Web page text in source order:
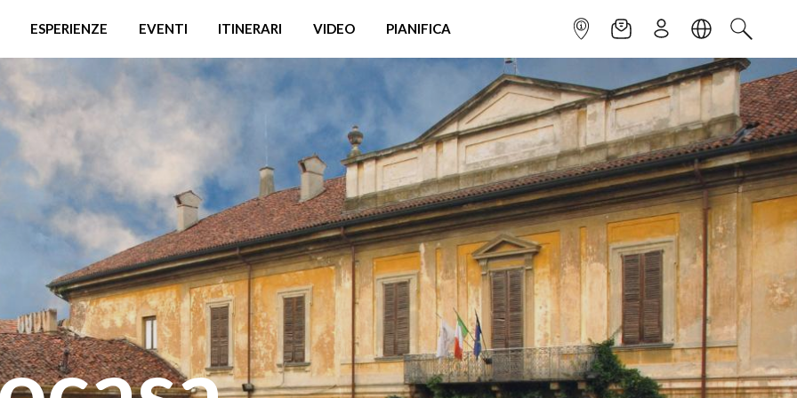
ESPERIENZE EVENTI ITINERARI VIDEO PIANIFICA INFOPOINTNEWSLETTER
ISCRIVITILINGUACERCA